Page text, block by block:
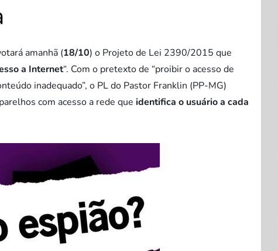
amanhã (18/10) o Projeto de Lei 2390/2015 que
a Internet“. Com o pretexto de “proibir o acesso de
inadequado”, o PL do Pastor Franklin (PP-MG)
com acesso a rede queidentifica o usuário a cada